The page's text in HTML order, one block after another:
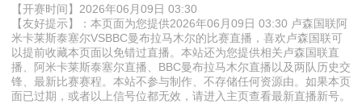
【开赛时间】2026年06月09日 03:30
【友好提示】：本页面为您提供2026年06月09日 03:30 卢森国联阿
米卡莱斯泰塞尔VSBBC曼布拉马木尔的比赛直播，喜欢卢森国联可
以提前收藏本页面以免错过直播。本站还为您提供相关卢森国联直
播、阿米卡莱斯泰塞尔直播、BBC曼布拉马木尔直播以及两队历史交
锋、最新比赛赛程。本站不参与制作、不存储任何资源由。如果本页
面已过期，或者以上信号位都无效，请进入主页查看最新直播新号。